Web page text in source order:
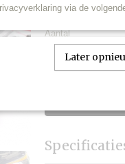
✓Op voorraad-
Aantal
via de
Later